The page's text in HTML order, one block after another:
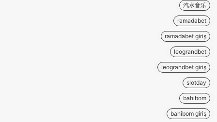
汽水音乐
ramadabet
ramadabet giriş
leograndbet
leograndbet giriş
slotday
bahibom
bahibom giriş